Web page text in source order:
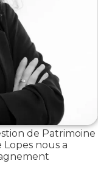
de Patrimoine
Lopes nous a